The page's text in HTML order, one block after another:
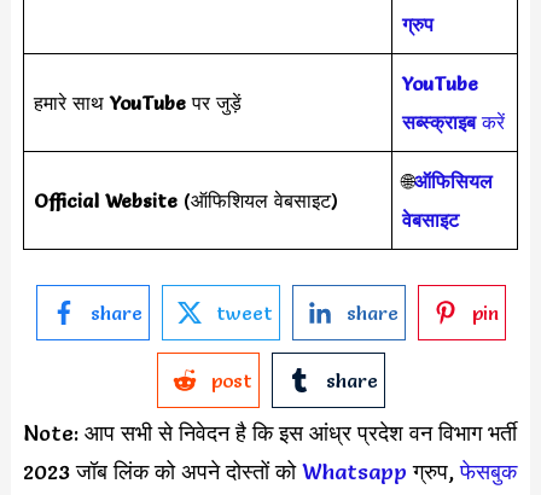
ग्रुप
हमारे साथYouTubeपर जुड़ें
YouTube
सब्स्क्राइबकरें
Official Website (ऑफिशियल वेबसाइट)
🌐ऑफिसियल
वेबसाइट
share tweet share pin
post share
Note: आप सभी से निवेदन है कि इस आंध्र प्रदेश वन विभाग भर्ती
2023 जॉब लिंक को अपने दोस्तों कोWhatsapp ग्रुप,फेसबुक